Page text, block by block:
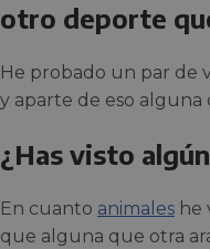
otro deporte
He probado un par de
y aparte de eso alguna
¿Has visto
En cuanto animales he
que alguna que otra